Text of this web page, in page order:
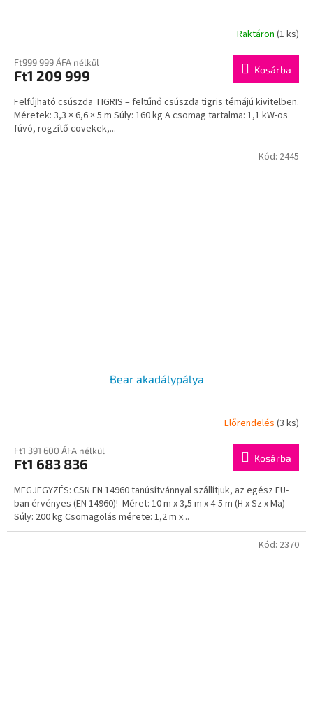
Raktáron (1 ks)
Ft999 999 ÁFA nélkül
Ft1 209 999 Kosárba
Felfújható csúszda TIGRIS – feltűnő csúszda tigris témájú kivitelben.
Méretek: 3,3 × 6,6 × 5 m Súly: 160 kg A csomag tartalma: 1,1 kW-os
fúvó, rögzítő cövekek,...
Bear akadálypálya
Előrendelés (3 ks)
Ft1 391 600 ÁFA nélkül
Ft1 683 836 Kosárba
MEGJEGYZÉS: CSN EN 14960 tanúsítvánnyal szállítjuk, az egész EU-
ban érvényes (EN 14960)! Méret: 10 m x 3,5 m x 4-5 m (H x Sz x Ma)
Súly: 200 kg Csomagolás mérete: 1,2 m x...
Kód: 2445
Kód: 2370